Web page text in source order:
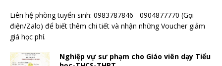
Liên hệ phòng tuyển sinh: 0983787846 - 0904877770 (Gọi
điện/Zalo) để biết thêm chi tiết và nhận những Voucher giảm
giá học phí.
Nghiệp vự sư phạm cho Giáo viên dạy Tiểu